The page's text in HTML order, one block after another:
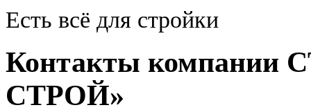
Есть всё для стройки
Контакты
СТРОЙ»